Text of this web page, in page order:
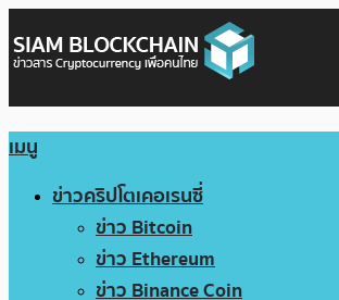
เมนู
ข่าวคริปโตเคอเรนซี่
ข่าว Bitcoin
ข่าว Ethereum
ข่าว Binance Coin